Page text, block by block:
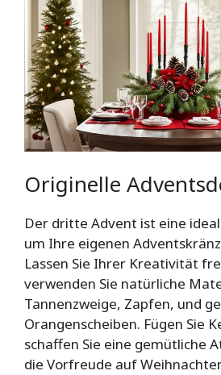
Originelle
Der dritte Advent ist eine
um Ihre eigenen
Lassen Sie Ihrer Kreativität
verwenden Sie natürliche
Tannenzweige, Zapfen, und
Orangenscheiben. Fügen Sie
schaffen Sie eine gemütliche
die Vorfreude auf